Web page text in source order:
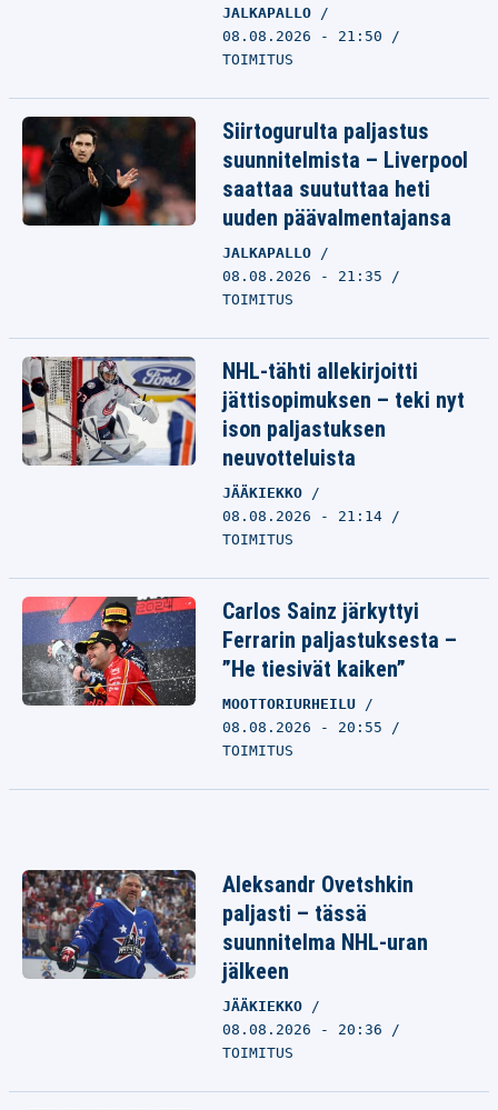
JALKAPALLO
08.08.2026 - 21:50
TOIMITUS
Siirtogurulta paljastus
suunnitelmista – Liverpool
saattaa suututtaa heti
uuden päävalmentajansa
JALKAPALLO
08.08.2026 - 21:35
TOIMITUS
NHL-tähti allekirjoitti
jättisopimuksen – teki nyt
ison paljastuksen
neuvotteluista
JÄÄKIEKKO
08.08.2026 - 21:14
TOIMITUS
Carlos Sainz järkyttyi
Ferrarin paljastuksesta –
”He tiesivät kaiken”
MOOTTORIURHEILU
08.08.2026 - 20:55
TOIMITUS
Aleksandr Ovetshkin
paljasti – tässä
suunnitelma NHL-uran
jälkeen
JÄÄKIEKKO
08.08.2026 - 20:36
TOIMITUS